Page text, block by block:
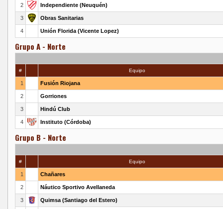
2 Independiente (Neuquén)
3 Obras Sanitarias
4 Unión Florida (Vicente Lopez)
Grupo A - Norte
# Equipo
1 Fusión Riojana
2 Gorriones
3 Hindú Club
4 Instituto (Córdoba)
Grupo B - Norte
# Equipo
1 Chañares
2 Náutico Sportivo Avellaneda
3 Quimsa (Santiago del Estero)